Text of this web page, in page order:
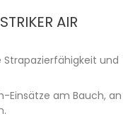
AIR
Strapazierfähigkeit und
Einsätze am Bauch, an